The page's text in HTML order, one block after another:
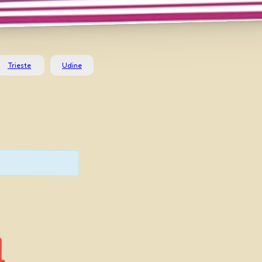
Trieste Udine